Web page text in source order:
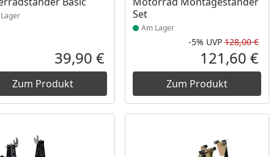
Preis
Aktueller Preis
39,90 €
Zum Produkt
Set
Am Lager
-5% UVP 128,00 €
121,60 €
Zum Produkt